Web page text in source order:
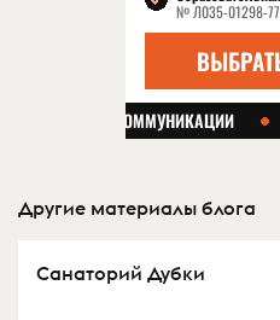
Другие материалы блога
Санаторий Дубки